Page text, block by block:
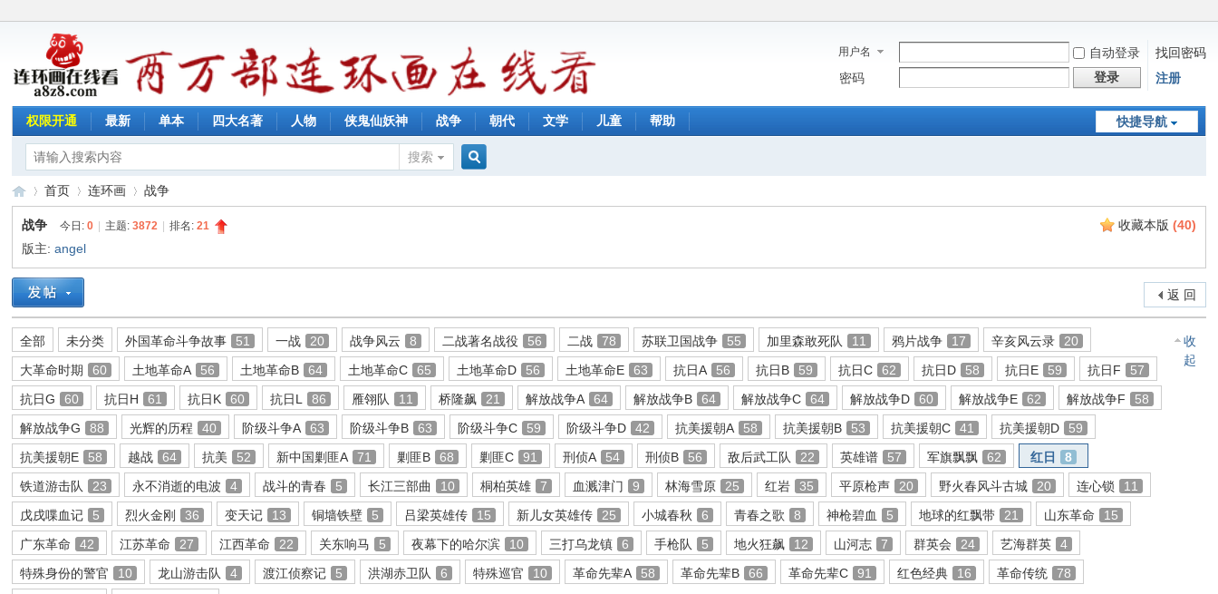
用户名 自动登录
找回密码
密码
登录 注册
快捷导航
权限开通 最新 单本 四大名著 人物 侠鬼仙妖神 战争 朝代 文学 儿童 帮助
搜索
连
环
»
首页
›
连环画
›
战争
收藏本版 (40)
战争 今日:0 主题:3872 排名:21
版主:angel
返 回
收
起
全部 未分类 外国革命斗争故事 51 一战 20 战争风云 8 二战著名战役 56 二战 78 苏联卫国战争 55 加里森敢死队 11 鸦片战争 17 辛亥风云录
20
大革命时期
60 土地革命A 56 土地革命B 64 土地革命C 65 土地革命D 56 土地革命E 63 抗日A 56 抗日B 59 抗日C 62 抗日D 58 抗日E 59 抗日F
57
抗日G
60 抗日H 61 抗日K 60 抗日L 86 雁翎队 11 桥隆飙 21 解放战争A 64 解放战争B 64 解放战争C 64 解放战争D 60 解放战争E 62 解放战争F
58
解放战争G
88 光辉的历程 40 阶级斗争A 63 阶级斗争B 63 阶级斗争C 59 阶级斗争D 42 抗美援朝A 58 抗美援朝B 53 抗美援朝C 41 抗美援朝D
59
抗美援朝E
58 越战 64 抗美 52 新中国剿匪A 71 剿匪B 68 剿匪C 91 刑侦A 54 刑侦B 56 敌后武工队 22 英雄谱 57 军旗飘飘 62 红日
8
铁道游击队
23 永不消逝的电波 4 战斗的青春 5 长江三部曲 10 桐柏英雄 7 血溅津门 9 林海雪原 25 红岩 35 平原枪声 20 野火春风斗古城 20 连心锁
11
戊戌喋血记
5 烈火金刚 36 变天记 13 铜墙铁壁 5 吕梁英雄传 15 新儿女英雄传 25 小城春秋 6 青春之歌 8 神枪碧血 5 地球的红飘带 21 山东革命
15
广东革命
42 江苏革命 27 江西革命 22 关东响马 5 夜幕下的哈尔滨 10 三打乌龙镇 6 手枪队 5 地火狂飙 12 山河志 7 群英会 24 艺海群英
4
特殊身份的警官
10 龙山游击队 4 渡江侦察记 5 洪湖赤卫队 6 特殊巡官 10 革命先辈A 58 革命先辈B 66 革命先辈C 91 红色经典 16 革命传统
78